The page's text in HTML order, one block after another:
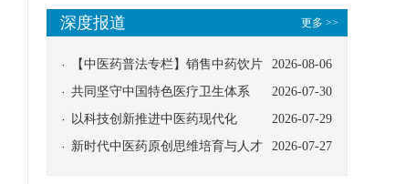
更多 >>
深度报道
2026-08-06
【中医药普法专栏】销售中药饮片
应告知煎服方法及注意事项
2026-07-30
共同坚守中国特色医疗卫生体系
2026-07-29
以科技创新推进中医药现代化
2026-07-27
新时代中医药原创思维培育与人才